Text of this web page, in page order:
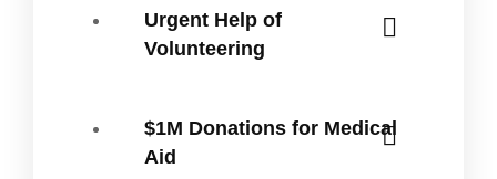
Urgent Help of
Volunteering
$1M Donations for Medical
Aid